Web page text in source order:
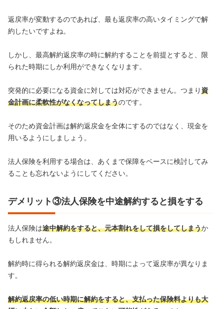
返戻率が変動するのであれば、最も返戻率の高いタイミングで解
約したいですよね。
しかし、最高解約返戻率の時に解約することを前提とすると、限
られた時期にしか利用ができなくなります。
突発的に必要になる資金に対しては対応ができません。つまり資
金計画に柔軟性がなくなってしまうのです。
そのため資金計画は解約返戻金を全体にするのではなく、現金を
用いるようにしましょう。
法人保険を利用する場合は、あくまで保障をベースに検討してみ
ることも忘れないようにしてください。
デメリット③法人保険を中途解約すると損をする
法人保険は途中解約をすると、元本割れをして損をしてしまうか
もしれません。
解約時に得られる解約返戻金は、時期によって返戻率が異なりま
す。
解約返戻率の低い時期に解約をすると、支払った保険料よりも大